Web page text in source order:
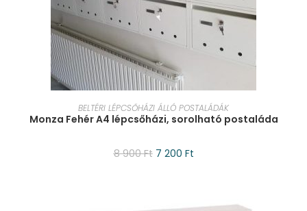
KOSÁRBA TESZEM
BELTÉRI LÉPCSŐHÁZI ÁLLÓ POSTALÁDÁK
Monza Fehér A4 lépcsőházi, sorolható postaláda
8 900Ft 7 200 Ft